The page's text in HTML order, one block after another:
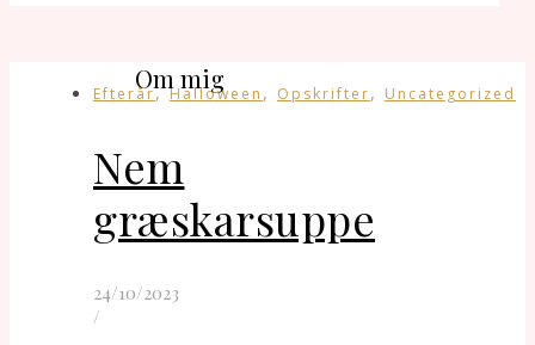
Efterår,Halloween , Opskrifter, Uncategorized
Nem
græskarsuppe
24/10/2023
/
Om mig